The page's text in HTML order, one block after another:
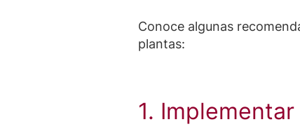
Conoce algunas
plantas:
1.